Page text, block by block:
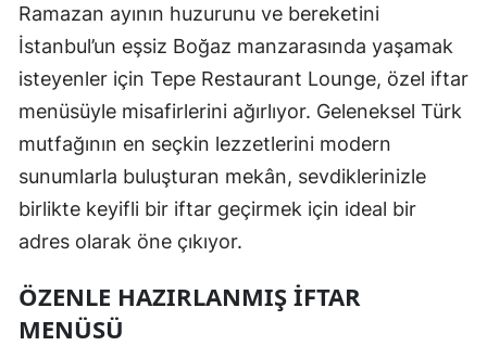
Ramazan ayının huzurunu ve bereketini
İstanbul’un eşsiz Boğaz manzarasında yaşamak
isteyenler için Tepe Restaurant Lounge, özel iftar
menüsüyle misafirlerini ağırlıyor. Geleneksel Türk
mutfağının en seçkin lezzetlerini modern
sunumlarla buluşturan mekân, sevdiklerinizle
birlikte keyifli bir iftar geçirmek için ideal bir
adres olarak öne çıkıyor.
ÖZENLE HAZIRLANMIŞ İFTAR
MENÜSÜ